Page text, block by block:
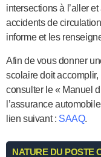
intersections à l’aller
accidents de
informe et les
Afin de vous donner
scolaire doit
consulter le « Manuel
l’assurance
lien suivant : SAAQ.
NATURE DU POSTE